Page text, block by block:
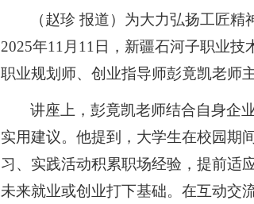
（赵珍 报道）为大力弘扬工匠精
2025年11月11日，新疆石河子职业技
职业规划师、创业指导师彭竟凯老师
讲座上，彭竟凯老师结合自身企
实用建议。他提到，大学生在校园期
习、实践活动积累职场经验，提前适
未来就业或创业打下基础。在互动交